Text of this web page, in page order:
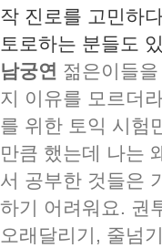
작 진로를 고민하
토로하는 분들도
남궁연 젊은이들
지 이유를 모르더
를 위한 토익 시험
만큼 했는데 나는
서 공부한 것들은
하기 어려워요. 권
오래달리기, 줄넘